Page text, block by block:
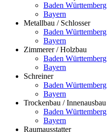
Baden Württemberg
Bayern
Metallbau / Schlosser
Baden Württemberg
Bayern
Zimmerer / Holzbau
Baden Württemberg
Bayern
Schreiner
Baden Württemberg
Bayern
Trockenbau / Innenausbau
Baden Württemberg
Bayern
Raumausstatter